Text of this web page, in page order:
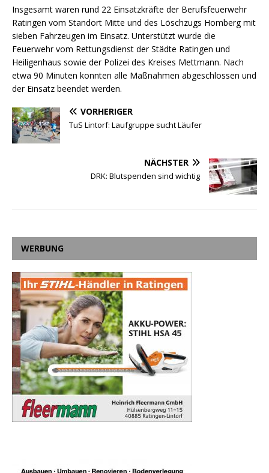
Insgesamt waren rund 22 Einsatzkräfte der Berufsfeuerwehr
Ratingen vom Standort Mitte und des Löschzugs Homberg mit
sieben Fahrzeugen im Einsatz. Unterstützt wurde die
Feuerwehr vom Rettungsdienst der Städte Ratingen und
Heiligenhaus sowie der Polizei des Kreises Mettmann. Nach
etwa 90 Minuten konnten alle Maßnahmen abgeschlossen und
der Einsatz beendet werden.
VORHERIGER
TuS Lintorf: Laufgruppe sucht Läufer
NÄCHSTER
DRK: Blutspenden sind wichtig
WERBUNG